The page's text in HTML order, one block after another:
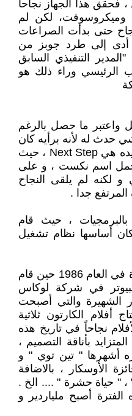
فحقق هذا الجهاز نجاحاً
وميكروسوفت، لكن لم
حتى بدأت الصراعات
أدى إلى طرد جوبز من
التنفيذي السابق
الرئيسي وراء ذلك هو
واعتبر ما حصل بالرغم
حدث له لأنه برأيه كان
دافعا كبيرا له لإنشاء شركة جديده هي Next Step ، حيث
يحمل اسم نكست ، و على
و لكنه لم يلقى النجاح
جدا .
بالبرمجيات ، حيث قام
أساسها نظام تشغيل
انتقل جوبز بعدها لمرحلة جديدة في العام 1986 حين قام
في شركة لوكاس
الشهيرة والتي أصبحت
أفلام الكارتون ثلاثية
نجاحاً في تاريخ هذه
بأناقة التصميم ،
أشهرها " تين توي " و
الأوسكار ، بالاضافة
" ، " حياة حشرة " .... الخ .
الفترة أصبح ملياردير و